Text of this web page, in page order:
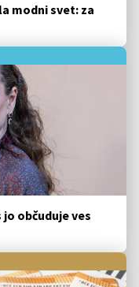
modni svet: za
občuduje ves